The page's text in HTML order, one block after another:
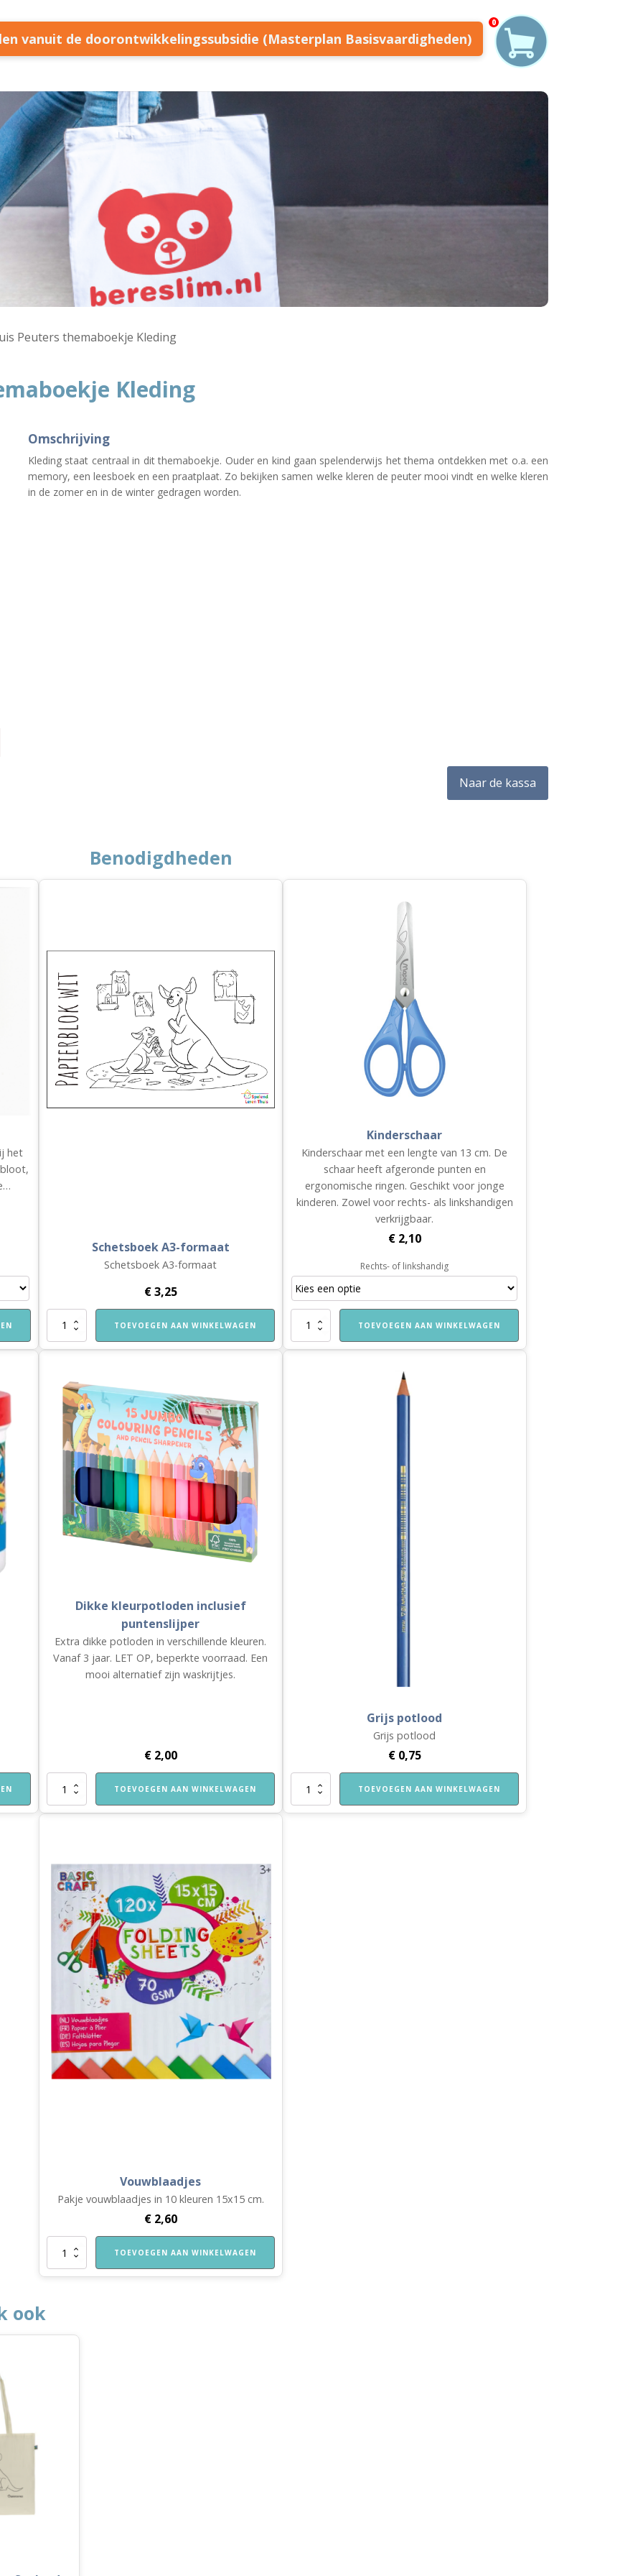
vanuit de doorontwikkelingssubsidie (Masterplan Basisvaardigheden)
0
Peuters themaboekje Kleding
Kleding
Omschrijving
Kleding staat centraal in dit themaboekje. Ouder en kind gaan spelenderwijs het thema ontdekken met o.a. een
memory, een leesboek en een praatplaat. Zo bekijken samen welke kleren de peuter mooi vindt en welke kleren
in de zomer en in de winter gedragen worden.
Naar de kassa
ook
Benodigdheden
het
bloot,
Schetsboek A3-formaat
Schetsboek A3-formaat
€3,25
Schetsboek
formaat
TOEVOEGEN AAN WINKELWAGEN
Kinderschaar
Kinderschaar met een lengte van 13 cm. De
schaar heeft afgeronde punten en
ergonomische ringen. Geschikt voor jonge
kinderen. Zowel voor rechts- als linkshandigen
verkrijgbaar.
€2,10
Rechts- of linkshandig
Kinderschaar
TOEVOEGEN AAN WINKELWAGEN
Dikke kleurpotloden inclusief
puntenslijper
Extra dikke potloden in verschillende kleuren.
Vanaf 3 jaar. LET OP, beperkte voorraad. Een
mooi alternatief zijn waskrijtjes.
€2,00
Dikke
inclusief
TOEVOEGEN AAN WINKELWAGEN
Grijs potlood
Grijs potlood
€0,75
Grijs
aantal
TOEVOEGEN AAN WINKELWAGEN
Vouwblaadjes
Pakje vouwblaadjes in 10 kleuren 15x15 cm.
€2,60
Vouwblaadjes
TOEVOEGEN AAN WINKELWAGEN